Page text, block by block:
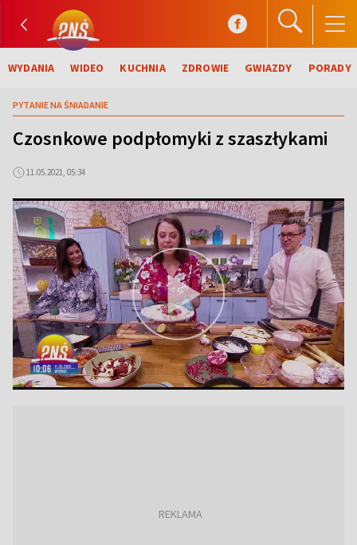
WYDANIA WIDEO KUCHNIA ZDROWIE GWIAZDY PORADY
PYTANIE NA ŚNIADANIE
Czosnkowe podpłomyki z szaszłykami
11.05.2021, 05:34